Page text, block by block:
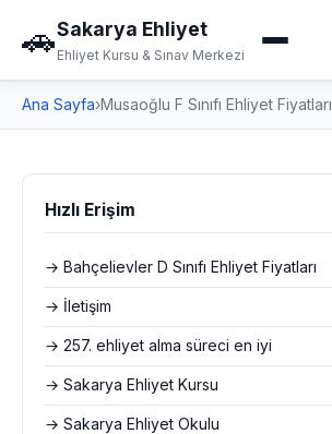
🚗Sakarya Ehliyet
Ehliyet Kursu & Sınav Merkezi
Ana Sayfa›Musaoğlu F Sınıfı Ehliyet Fiyatları
Hızlı Erişim
→ Bahçelievler D Sınıfı Ehliyet Fiyatları
→ İletişim
→ 257. ehliyet alma süreci en iyi
→ Sakarya Ehliyet Kursu
→ Sakarya Ehliyet Okulu